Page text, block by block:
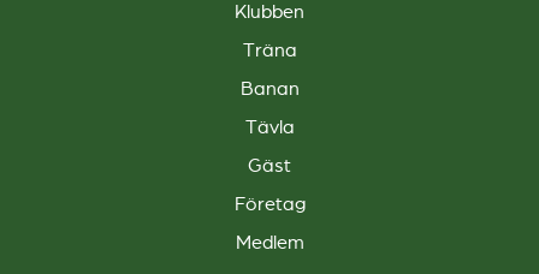
Klubben
Träna
Banan
Tävla
Gäst
Företag
Medlem